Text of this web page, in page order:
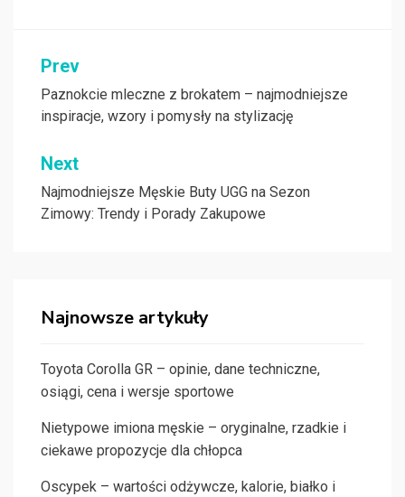
Nawigacja
wpisu
Prev
Paznokcie mleczne z brokatem – najmodniejsze
inspiracje, wzory i pomysły na stylizację
Next
Najmodniejsze Męskie Buty UGG na Sezon
Zimowy: Trendy i Porady Zakupowe
Najnowsze artykuły
Toyota Corolla GR – opinie, dane techniczne,
osiągi, cena i wersje sportowe
Nietypowe imiona męskie – oryginalne, rzadkie i
ciekawe propozycje dla chłopca
Oscypek – wartości odżywcze, kalorie, białko i